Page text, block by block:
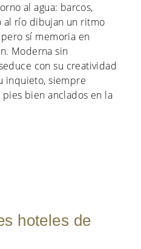
al agua: barcos,
al río dibujan un ritmo
sí memoria en
Moderna sin
con su creatividad
inquieto, siempre
bien anclados en la
hoteles de